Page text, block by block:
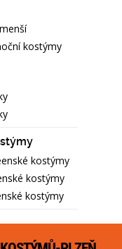
kostýmy
kostýmy
kostýmy
kostýmy